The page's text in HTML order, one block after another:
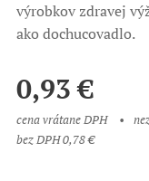
výrobkov zdravej
ako dochucovadlo.
0,93€
cena vrátane DPH
bez DPH 0,78 €